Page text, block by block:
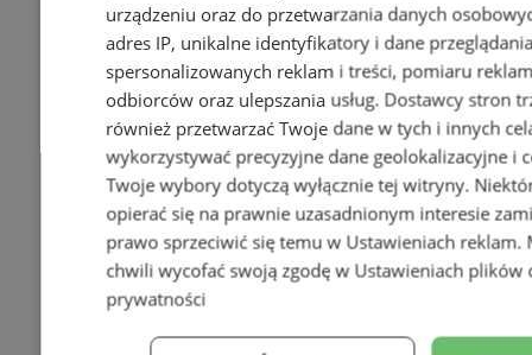
urządzeniu oraz do przetwarzania danych
adres IP, unikalne identyfikatory i dane
spersonalizowanych reklam i treści, pomiaru
odbiorców oraz ulepszania usług. Dostawcy stron
również przetwarzać Twoje dane w tych i innych
wykorzystywać precyzyjne dane geolokalizacyjne i
Twoje wybory dotyczą wyłącznie tej witryny.
opierać się na prawnie uzasadnionym interesie
prawo sprzeciwić się temu w Ustawieniach reklam.
chwili wycofać swoją zgodę w Ustawieniach plików
prywatności